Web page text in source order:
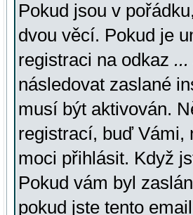
Pokud jsou v
dvou věcí. Pokud je
registraci na odkaz
následovat zaslané
musí být aktivován.
registrací, buď Vámi,
moci přihlásit. Když
Pokud vám byl
pokud jste tento